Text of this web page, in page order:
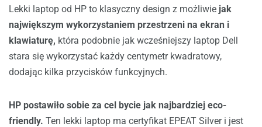
Lekki laptop od HP to klasyczny design z możliwie jak
największym wykorzystaniem przestrzeni na ekran i
klawiaturę, która podobnie jak wcześniejszy laptop Dell
stara się wykorzystać każdy centymetr kwadratowy,
dodając kilka przycisków funkcyjnych.
HP postawiło sobie za cel bycie jak najbardziej eco-
friendly. Ten lekki laptop ma certyfikat EPEAT Silver i jest